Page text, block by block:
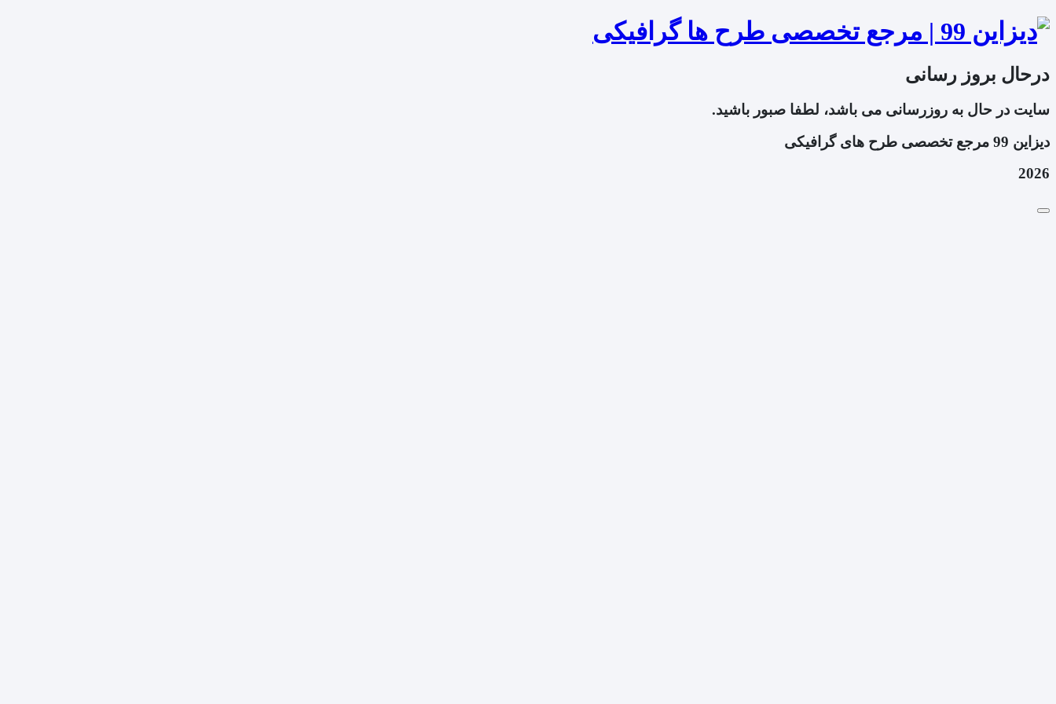
درحال بروز رسانی
سایت در حال به روزرسانی می باشد، لطفا صبور باشید.
دیزاین 99 مرجع تخصصی طرح های گرافیکی
2026